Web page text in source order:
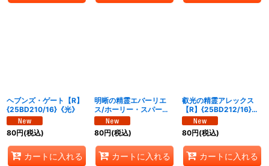
ヘブンズ・ゲート【R】
{25BD210/16}《光》
80円(税込)
カートに入れる
明晰の精霊エバーリエ
ス/ホーリー・スパーク
【R】{25BD211/16}
《多》
80円(税込)
カートに入れる
叡光の精霊アレックス
【R】{25BD212/16}
《多》
80円(税込)
カートに入れる